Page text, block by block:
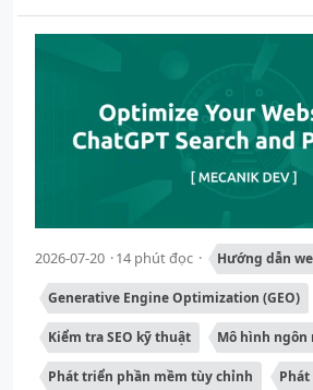
2026-07-20 14 phút đọc Hướng dẫn
Generative Engine Optimization (GEO)
Kiểm tra SEO kỹ thuật Mô hình ngôn
Phát triển phần mềm tùy chỉnh